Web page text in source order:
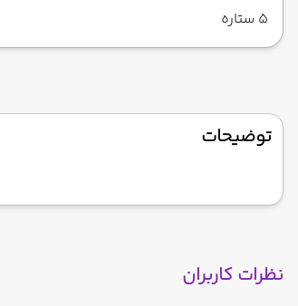
5 ستاره
توضیحات
نظرات کاربران